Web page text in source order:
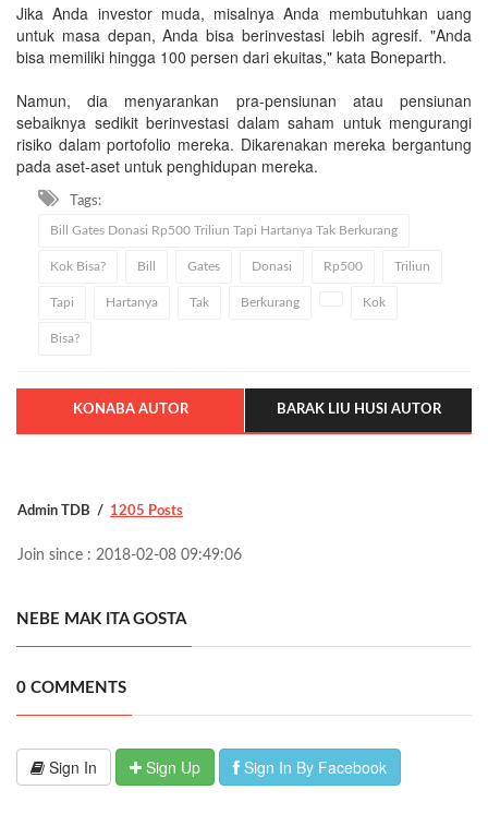
Jika Anda investor muda, misalnya Anda membutuhkan uang
untuk masa depan, Anda bisa berinvestasi lebih agresif. "Anda
bisa memiliki hingga 100 persen dari ekuitas," kata Boneparth.
Namun, dia menyarankan pra-pensiunan atau pensiunan
sebaiknya sedikit berinvestasi dalam saham untuk mengurangi
risiko dalam portofolio mereka. Dikarenakan mereka bergantung
pada aset-aset untuk penghidupan mereka.
Tags:
Bill Gates Donasi Rp500 Triliun Tapi Hartanya Tak Berkurang
Kok Bisa? Bill Gates Donasi Rp500 Triliun
Tapi Hartanya Tak Berkurang Kok
Bisa?
KONABA AUTOR BARAK LIU HUSI AUTOR
Admin TDB 1205 Posts
Join since : 2018-02-08 09:49:06
NEBE MAK ITA GOSTA
0 COMMENTS
Sign In Sign Up Sign In By Facebook